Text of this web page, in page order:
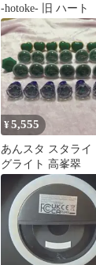
-hotoke- 旧 ハート
¥5,555
あんスタ スタライ
グライト 高峯翠